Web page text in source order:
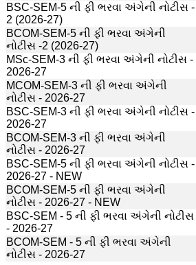
BSC-SEM-5 ની ફી ભરવા અંગેની નોટીસ -
2 (2026-27)
BCOM-SEM-5 ની ફી ભરવા અંગેની
નોટીસ -2 (2026-27)
MSc-SEM-3 ની ફી ભરવા અંગેની નોટીસ -
2026-27
MCOM-SEM-3 ની ફી ભરવા અંગેની
નોટીસ - 2026-27
BSC-SEM-3 ની ફી ભરવા અંગેની નોટીસ -
2026-27
BCOM-SEM-3 ની ફી ભરવા અંગેની
નોટીસ - 2026-27
BSC-SEM-5 ની ફી ભરવા અંગેની નોટીસ -
2026-27 - NEW
BCOM-SEM-5 ની ફી ભરવા અંગેની
નોટીસ - 2026-27 - NEW
BSC-SEM - 5 ની ફી ભરવા અંગેની નોટીસ
- 2026-27
BCOM-SEM - 5 ની ફી ભરવા અંગેની
નોટીસ - 2026-27